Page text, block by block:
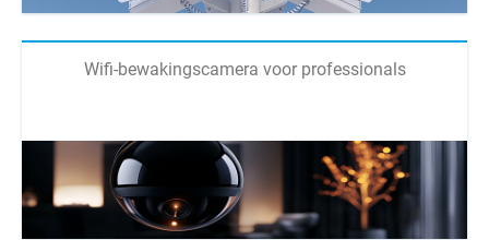
Wifi-bewakingscamera voor professionals